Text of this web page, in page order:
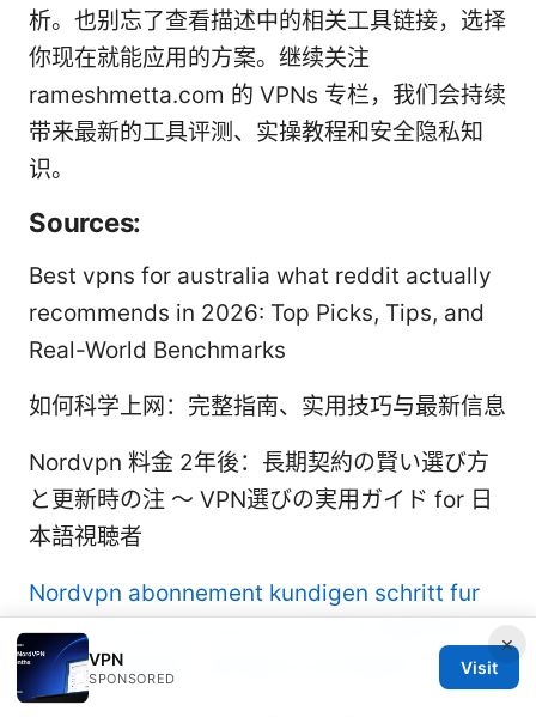
析。也别忘了查看描述中的相关工具链接，选择
你现在就能应用的方案。继续关注
rameshmetta.com 的 VPNs 专栏，我们会持续
带来最新的工具评测、实操教程和安全隐私知
识。
Sources:
Best vpns for australia what reddit actually
recommends in 2026: Top Picks, Tips, and
Real-World Benchmarks
如何科学上网：完整指南、实用技巧与最新信息
Nordvpn 料金 2年後：長期契約の賢い選び方
と更新時の注 〜 VPN選びの実用ガイド for 日
本語視聴者
Nordvpn abonnement kundigen schritt fur
schritt anleitung alle infos 2025
vpn：全面指南、选购要点与实用教程
×
VPN
SPONSORED
Visit